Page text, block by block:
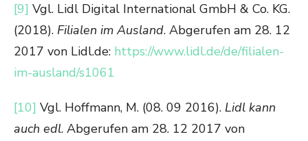
[9] Vgl. Lidl Digital International GmbH & Co. KG.
(2018). Filialen im Ausland. Abgerufen am 28. 12
2017 von Lidl.de: https://www.lidl.de/de/filialen-
im-ausland/s1061
[10] Vgl. Hoffmann, M. (08. 09 2016). Lidl kann
auch edl. Abgerufen am 28. 12 2017 von